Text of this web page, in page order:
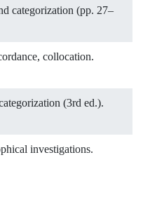
categorization (pp. 27–
collocation.
(3rd ed.).
investigations.